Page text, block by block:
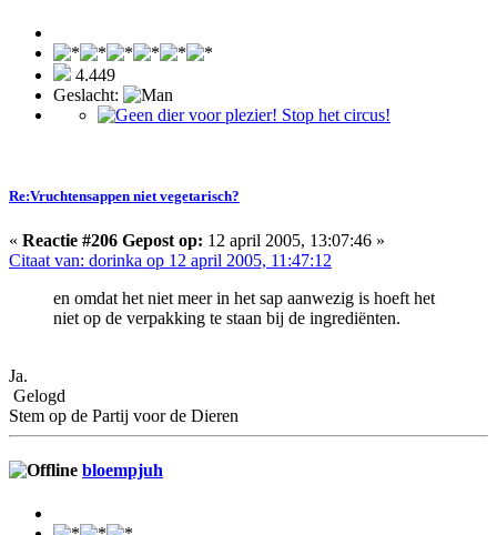
4.449
Geslacht:
Re:Vruchtensappen niet vegetarisch?
« Reactie #206 Gepost op: 12 april 2005, 13:07:46 »
Citaat van: dorinka op 12 april 2005, 11:47:12
en omdat het niet meer in het sap aanwezig is hoeft het
niet op de verpakking te staan bij de ingrediënten.
Ja.
Gelogd
Stem op de Partij voor de Dieren
bloempjuh